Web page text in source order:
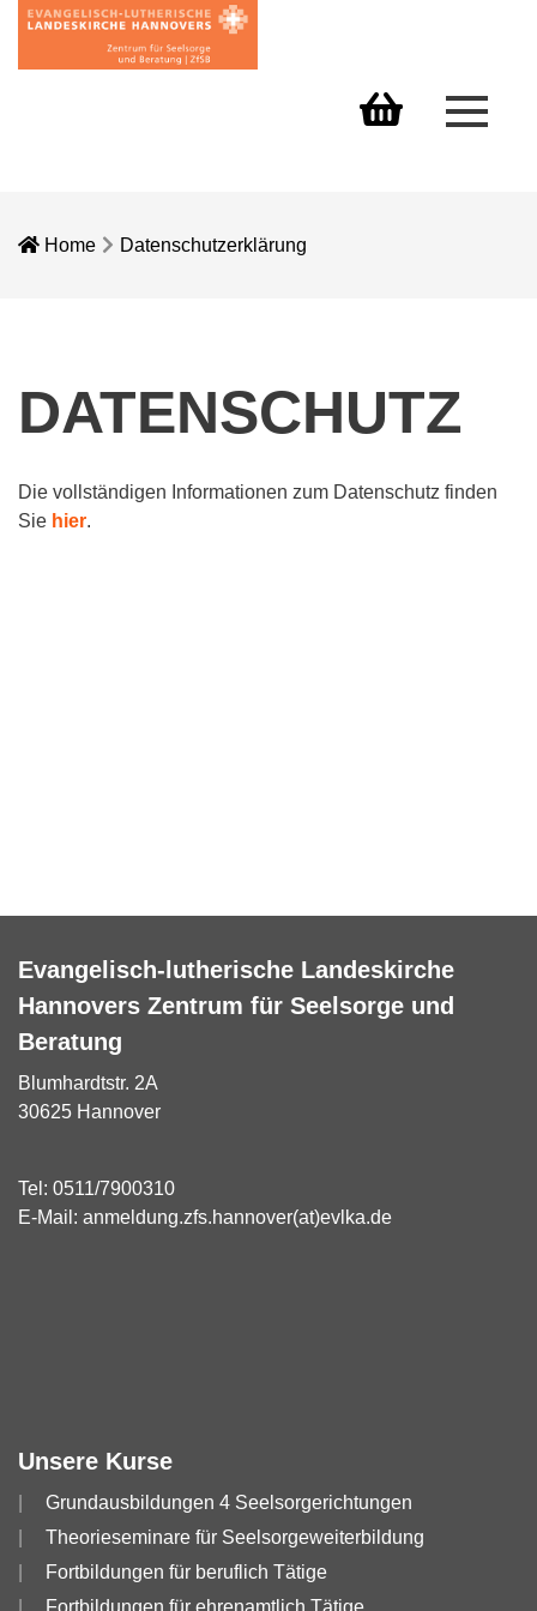
Menü
Home Datenschutzerklärung
DATENSCHUTZ
Die vollständigen Informationen zum Datenschutz finden
Sie hier.
Evangelisch-lutherische Landeskirche
Hannovers Zentrum für Seelsorge und
Beratung
Blumhardtstr. 2A
30625 Hannover
Tel: 0511/7900310
E-Mail: anmeldung.zfs.hannover(at)evlka.de
Unsere Kurse
Grundausbildungen 4 Seelsorgerichtungen
Theorieseminare für Seelsorgeweiterbildung
Fortbildungen für beruflich Tätige
Fortbildungen für ehrenamtlich Tätige